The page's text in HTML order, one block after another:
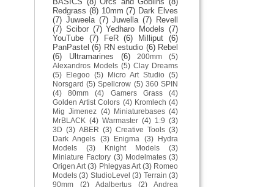
Redgrass (8) 10mm (7) Dark Elves
(7) Juweela (7) Juwella (7) Revell
(7) Scibor (7) Yedharo Models (7)
YouTube (7) FeR (6) Milliput
(6)
PanPastel (6) RN estudio (6) Rebel
(6)
Ultramarines (6) 200mm
(5)
Alexandros Models (5) Clay Dreams
(5)
Elegoo (5) Micro Art Studio (5)
Norsgard (5) Spellcrow (5) 360 SPIN
(4)
80mm (4) Gamers Grass
(4)
Golden Artist Colors (4) Kromlech (4)
Mig Jimenez (4) Miniaturebases (4)
MrBLACK (4) Warmaster (4) 1:9 (3)
3D (3) ABER (3) Creative Tools (3)
Dark Angels
(3) Enigma (3)
Hydra
Models
(3) Knight Models
(3)
Miniature Factory (3) Modelmates (3)
Origen Art (3) Phlegyas Art (3) Romeo
Models (3) StudioLevel (3) Terrain (3)
90mm
(2) Adalbertus (2)
Andrea